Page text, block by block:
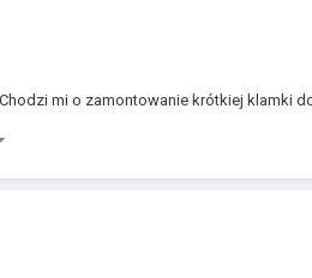
mi o zamontowanie krótkiej klamki